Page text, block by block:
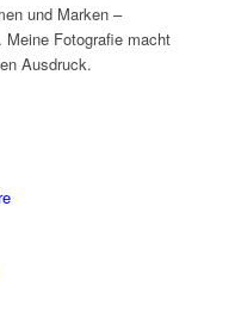
und Marken –
Fotografie macht
Ausdruck.